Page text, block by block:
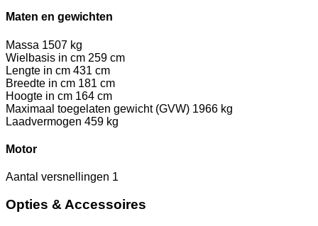
Maten en gewichten
Massa 1507 kg
Wielbasis in cm 259 cm
Lengte in cm 431 cm
Breedte in cm 181 cm
Hoogte in cm 164 cm
Maximaal toegelaten gewicht (GVW) 1966 kg
Laadvermogen 459 kg
Motor
Aantal versnellingen 1
Opties & Accessoires